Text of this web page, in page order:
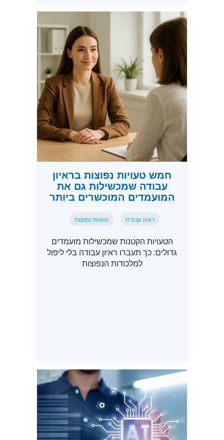
חמש טעויות נפוצות בראיון
עבודה שמכשילות גם את
המועמדים המוכשרים ביותר
ראיון עבודה טעויות נפוצות
הטעויות הקטנות שמכשילות מועמדים
גדולים: כך תעברו ראיון עבודה בלי ליפול
למלכודות הנפוצות